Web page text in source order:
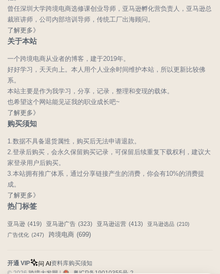
曾任深圳大学跨境电商选修课创业导师，亚马逊孵化营负责人，亚马逊总
裁班讲师，公司内部培训导师，传统工厂出海顾问。
了解更多》
关于本站
一个跨境电商从业者的博客，建于2019年。
好好学习，天天向上。本人用个人业余时间维护本站，所以更新比较佛
系。
本站主要是作为我学习，分享，记录，整理和变现的载体。
也希望这个网站能见证我的职业成长吧~
了解更多》
购买须知
1.数据不具备退货属性，购买后无法申请退款。
2.登录后购买，会永久保留购买记录，可保留后续重复下载权利，建议大
家登录用户后购买。
3.本站拥有推广体系，通过分享链接产生的消费，你会有10%的消费提
成。
了解更多》
热门标签
亚马逊 (419) 亚马逊广告 (323) 亚马逊运营 (413) 亚马逊选品 (210)
广告优化 (247) 跨境电商 (699)
开通 VIP 问 AI资料库购买须知